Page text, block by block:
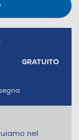
GRATUITO
nel